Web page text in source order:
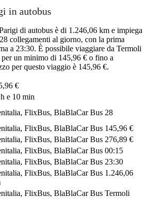
in autobus
di autobus è di 1.246,06 km e impiega
collegamenti al giorno, con la prima
a 23:30. È possibile viaggiare da Termoli
un minimo di 145,96 € o fino a
per questo viaggio è 145,96 €.
€
e 10 min
FlixBus, BlaBlaCar Bus 28
FlixBus, BlaBlaCar Bus 145,96 €
FlixBus, BlaBlaCar Bus 276,89 €
FlixBus, BlaBlaCar Bus 00:15
FlixBus, BlaBlaCar Bus 23:30
FlixBus, BlaBlaCar Bus 1.246,06
FlixBus, BlaBlaCar Bus Termoli